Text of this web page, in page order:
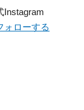
Instagram
ォローする